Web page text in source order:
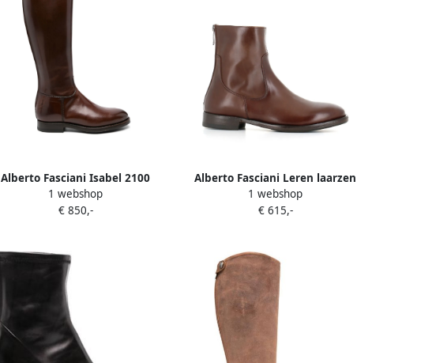
Alberto Fasciani Isabel 2100
laarzen Bruin
1 webshop
€ 850,-
Alberto Fasciani Leren laarzen
Bruin
1 webshop
€ 615,-